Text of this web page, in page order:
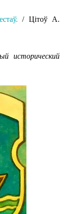
/ Цітоў А.
исторический